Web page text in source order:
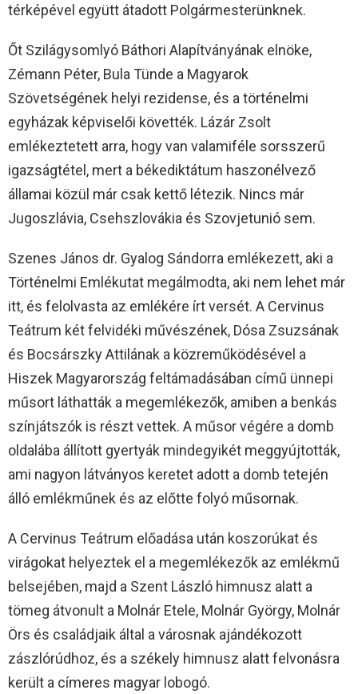
térképével együtt átadott Polgármesterünknek.
Őt Szilágysomlyó Báthori Alapítványának elnöke,
Zémann Péter, Bula Tünde a Magyarok
Szövetségének helyi rezidense, és a történelmi
egyházak képviselői követték. Lázár Zsolt
emlékeztetett arra, hogy van valamiféle sorsszerű
igazságtétel, mert a békediktátum haszonélvező
államai közül már csak kettő létezik. Nincs már
Jugoszlávia, Csehszlovákia és Szovjetunió sem.
Szenes János dr. Gyalog Sándorra emlékezett, aki a
Történelmi Emlékutat megálmodta, aki nem lehet már
itt, és felolvasta az emlékére írt versét. A Cervinus
Teátrum két felvidéki művészének, Dósa Zsuzsának
és Bocsárszky Attilának a közreműködésével a
Hiszek Magyarország feltámadásában című ünnepi
műsort láthatták a megemlékezők, amiben a benkás
színjátszók is részt vettek. A műsor végére a domb
oldalába állított gyertyák mindegyikét meggyújtották,
ami nagyon látványos keretet adott a domb tetején
álló emlékműnek és az előtte folyó műsornak.
A Cervinus Teátrum előadása után koszorúkat és
virágokat helyeztek el a megemlékezők az emlékmű
belsejében, majd a Szent László himnusz alatt a
tömeg átvonult a Molnár Etele, Molnár György, Molnár
Örs és családjaik által a városnak ajándékozott
zászlórúdhoz, és a székely himnusz alatt felvonásra
került a címeres magyar lobogó.